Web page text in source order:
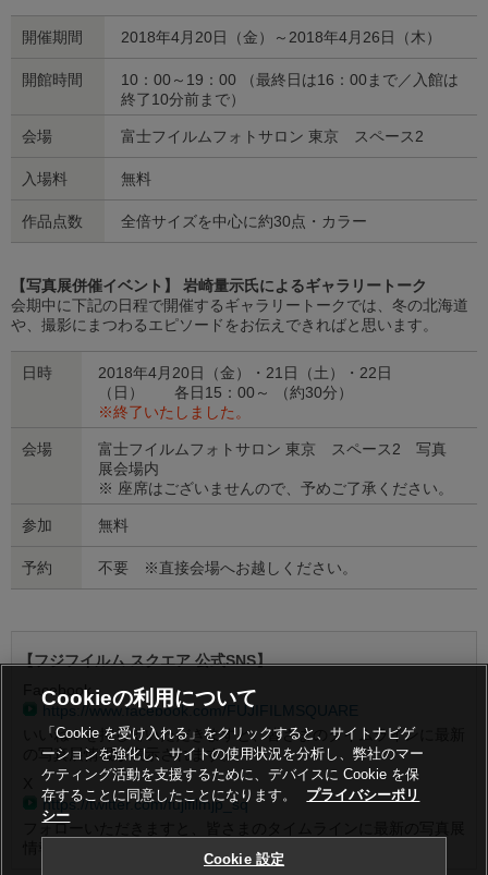
開催期間 2018年4月20日（金）～2018年4月26日（木）
開館時間
10：00～19：00 （最終日は16：00まで／入館は
終了10分前まで）
会場 富士フイルムフォトサロン 東京 スペース2
入場料 無料
作品点数 全倍サイズを中心に約30点・カラー
【写真展併催イベント】 岩崎量示氏によるギャラリートーク
会期中に下記の日程で開催するギャラリートークでは、冬の北海道
や、撮影にまつわるエピソードをお伝えできればと思います。
日時
2018年4月20日（金）・21日（土）・22日
（日） 各日15：00～ （約30分）
※終了いたしました。
会場
富士フイルムフォトサロン 東京 スペース2 写真
展会場内
※ 座席はございませんので、予めご了承ください。
参加 無料
予約 不要 ※直接会場へお越しください。
【フジフイルム スクエア 公式SNS】
Facebook
https://www.facebook.com/FUJIFILMSQUARE
いいね！を押していただきますと、皆さまのタイムラインに最新
の写真展情報が表示されます。
https://twitter.com/fujifilmjp_sq
フォローいただきますと、皆さまのタイムラインに最新の写真展
Cookieの利用について
「Cookie を受け入れる」をクリックすると、サイトナビゲ
ーションを強化し、サイトの使用状況を分析し、弊社のマー
ケティング活動を支援するために、デバイスに Cookie を保
存することに同意したことになります。
プライバシーポリ
シー
Cookie 設定